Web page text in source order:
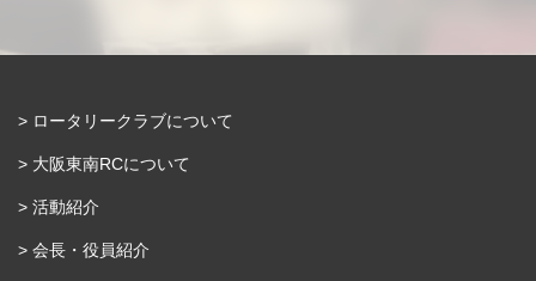
ロータリークラブについて
大阪東南RCについて
活動紹介
会長・役員紹介